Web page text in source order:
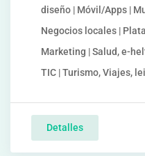
diseño | Móvil/Apps |
Negocios locales |
Marketing | Salud, e-
TIC | Turismo, Viajes,
Detalles